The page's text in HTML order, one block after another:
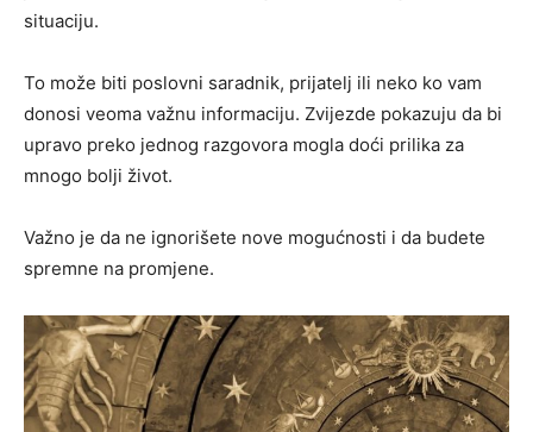
situaciju.
To može biti poslovni saradnik, prijatelj ili neko ko vam
donosi veoma važnu informaciju. Zvijezde pokazuju da bi
upravo preko jednog razgovora mogla doći prilika za
mnogo bolji život.
Važno je da ne ignorišete nove mogućnosti i da budete
spremne na promjene.